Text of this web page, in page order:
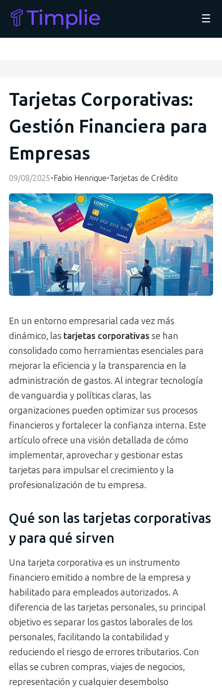
☰
Tarjetas Corporativas:
Gestión Financiera para
Empresas
09/08/2025•Fabio Henrique•Tarjetas de Crédito
En un entorno empresarial cada vez más
dinámico, las tarjetas corporativas se han
consolidado como herramientas esenciales para
mejorar la eficiencia y la transparencia en la
administración de gastos. Al integrar tecnología
de vanguardia y políticas claras, las
organizaciones pueden optimizar sus procesos
financieros y fortalecer la confianza interna. Este
artículo ofrece una visión detallada de cómo
implementar, aprovechar y gestionar estas
tarjetas para impulsar el crecimiento y la
profesionalización de tu empresa.
Qué son las tarjetas corporativas
y para qué sirven
Una tarjeta corporativa es un instrumento
financiero emitido a nombre de la empresa y
habilitado para empleados autorizados. A
diferencia de las tarjetas personales, su principal
objetivo es separar los gastos laborales de los
personales, facilitando la contabilidad y
reduciendo el riesgo de errores tributarios. Con
ellas se cubren compras, viajes de negocios,
representación y cualquier desembolso